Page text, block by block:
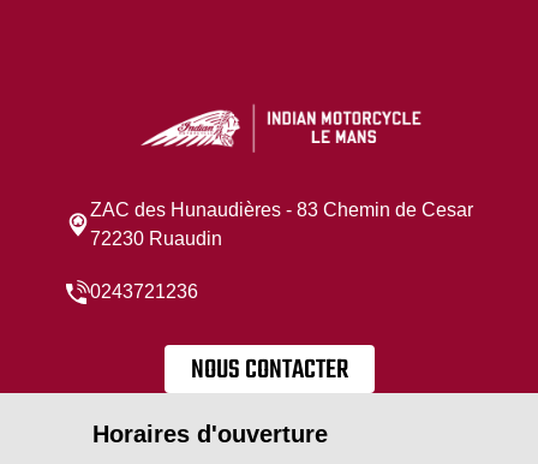
ZAC des Hunaudières - 83 Chemin de Cesar
72230 Ruaudin
0243721236
NOUS CONTACTER
Horaires d'ouverture